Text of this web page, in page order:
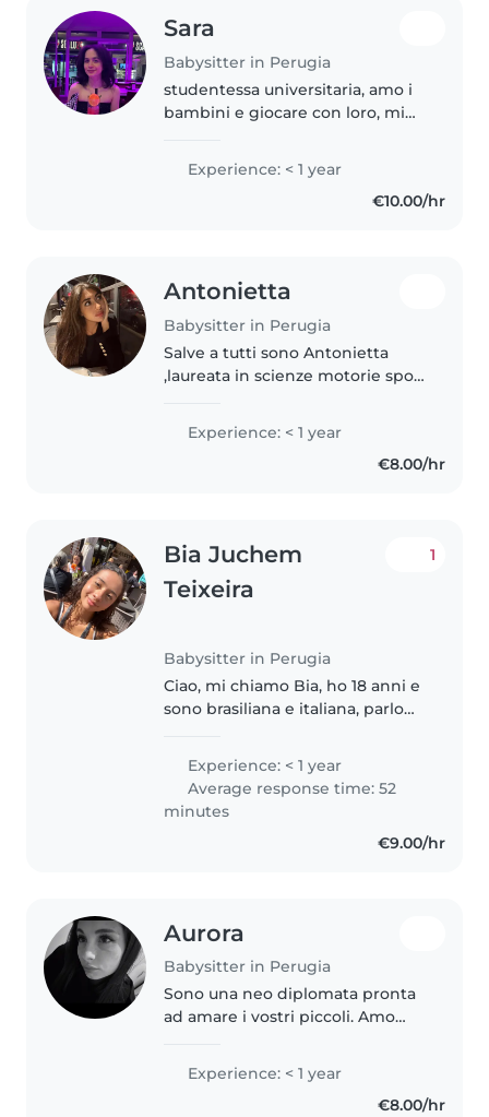
Sara
Babysitter in Perugia
studentessa universitaria, amo i
bambini e giocare con loro, mi
cose nuove, la cultura e viaggiare.
amo la musica, il cinema e i libri,
Experience: < 1 year
€10.00/hr
Antonietta
Babysitter in Perugia
Salve a tutti sono Antonietta
,laureata in scienze motorie sport
studi presso l'università di
perugia ,ho diverse esperienze
Experience: < 1 year
€8.00/hr
Bia Juchem
Teixeira
Babysitter in Perugia
1
Ciao, mi chiamo Bia, ho 18 anni e
sono brasiliana e italiana, parlo
bambini e ho esperienza di
avere una sorella minore, ma
sono..
Experience: < 1 year
Average response time: 52
minutes
€9.00/hr
Aurora
Babysitter in Perugia
Sono una neo diplomata pronta
ad amare i vostri piccoli. Amo
lavoretti creativi. Sono a mio agio
con animali e aiuto compiti.
Experience: < 1 year
€8.00/hr